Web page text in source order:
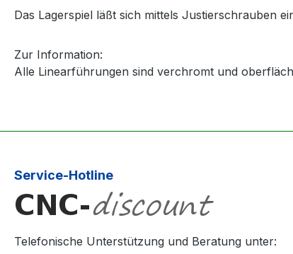
Das Lagerspiel läßt sich mittels Justierschrauben
Zur Information:
Alle Linearführungen sind verchromt und
Service-Hotline
Telefonische Unterstützung und Beratung unter: